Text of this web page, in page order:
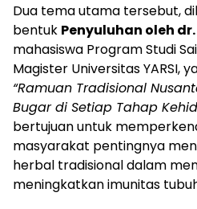
Dua tema utama tersebut,
bentuk Penyuluhan oleh
mahasiswa Program Studi
Magister Universitas YARSI,
“Ramuan Tradisional
Bugar di Setiap Tahap
bertujuan untuk
masyarakat pentingnya
herbal tradisional dalam
meningkatkan imunitas